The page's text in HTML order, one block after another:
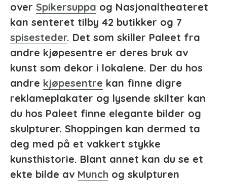
over Spikersuppa og Nasjonaltheateret
kan senteret tilby 42 butikker og 7
spisesteder. Det som skiller Paleet fra
andre kjøpesentre er deres bruk av
kunst som dekor i lokalene. Der du hos
andre kjøpesentre kan finne digre
reklameplakater og lysende skilter kan
du hos Paleet finne elegante bilder og
skulpturer. Shoppingen kan dermed ta
deg med på et vakkert stykke
kunsthistorie. Blant annet kan du se et
ekte bilde av Munch og skulpturen